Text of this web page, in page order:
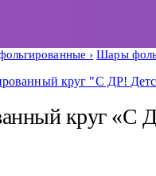
Шары
круг «С